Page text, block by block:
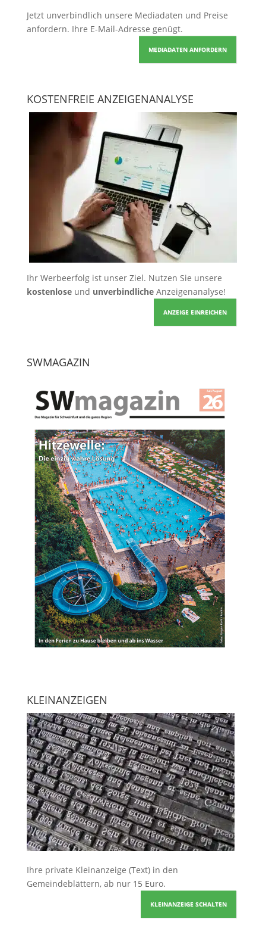
Jetzt unverbindlich unsere Mediadaten und Preise
anfordern. Ihre E-Mail-Adresse genügt.
MEDIADATEN ANFORDERN
KOSTENFREIE ANZEIGENANALYSE
Ihr Werbeerfolg ist unser Ziel. Nutzen Sie unsere
kostenloseund unverbindlicheAnzeigenanalyse!
ANZEIGE EINREICHEN
SWMAGAZIN
KLEINANZEIGEN
Ihre private Kleinanzeige (Text) in den
Gemeindeblättern, ab nur 15 Euro.
KLEINANZEIGE SCHALTEN